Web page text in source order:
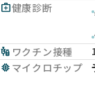
medical_services健康診断
vaccines ワクチン接種
memory マイクロチップ